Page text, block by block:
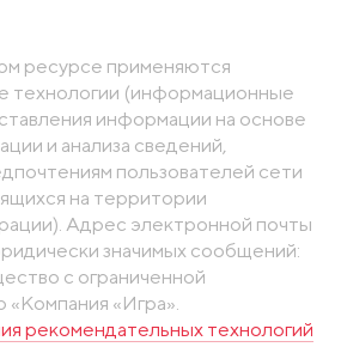
ресурсе применяются
технологии (информационные
информации на основе
и анализа сведений,
пользователей сети
на территории
Адрес электронной почты
значимых сообщений:
с ограниченной
«Игра».
рекомендательных технологий